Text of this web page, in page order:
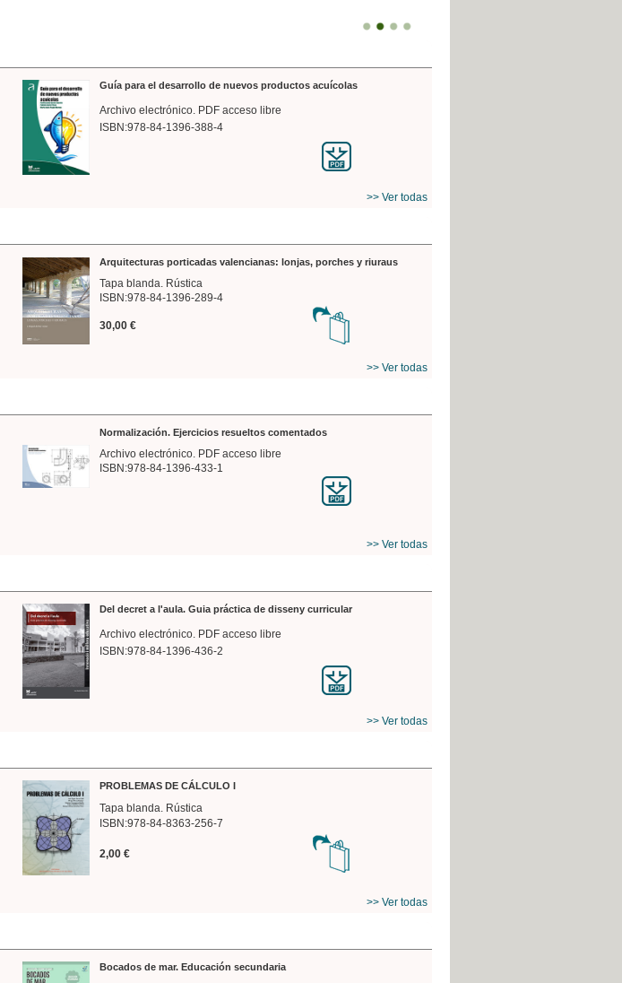
Guía para el desarrollo de nuevos productos acuícolas
Archivo electrónico. PDF acceso libre
ISBN:978-84-1396-388-4
>> Ver todas
Arquitecturas porticadas valencianas: lonjas, porches y riuraus
Tapa blanda. Rústica
ISBN:978-84-1396-289-4
30,00 €
>> Ver todas
Normalización. Ejercicios resueltos comentados
Archivo electrónico. PDF acceso libre
ISBN:978-84-1396-433-1
>> Ver todas
Del decret a l'aula. Guia práctica de disseny curricular
Archivo electrónico. PDF acceso libre
ISBN:978-84-1396-436-2
>> Ver todas
PROBLEMAS DE CÁLCULO I
Tapa blanda. Rústica
ISBN:978-84-8363-256-7
2,00 €
>> Ver todas
Bocados de mar. Educación secundaria